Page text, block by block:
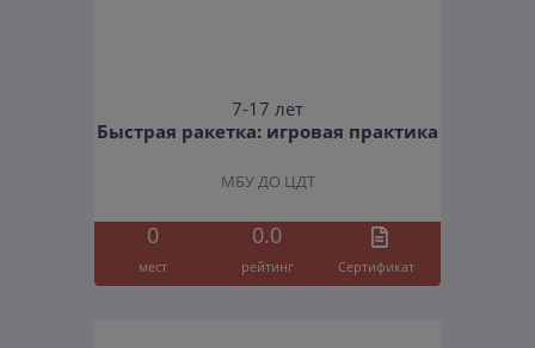
7-17 лет
Быстрая ракетка: игровая практика
МБУ ДО ЦДТ
0 0.0
мест рейтинг Cертификат